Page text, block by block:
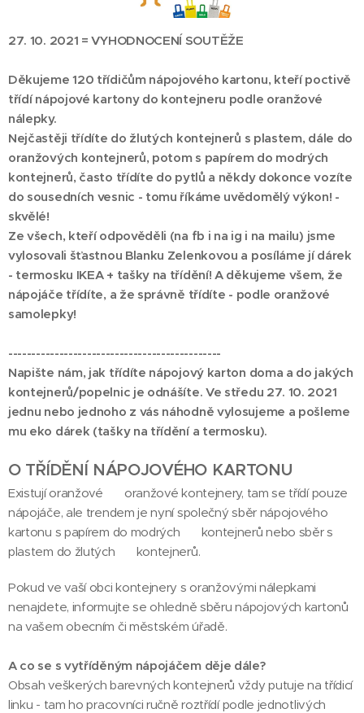
27. 10. 2021 = VYHODNOCENÍ SOUTĚŽE
Děkujeme 120 třídičům nápojového kartonu, kteří poctivě
třídí nápojové kartony do kontejneru podle oranžové
nálepky.
Nejčastěji třídíte do žlutých kontejnerů s plastem, dále do
oranžových kontejnerů, potom s papírem do modrých
kontejnerů, často třídíte do pytlů a někdy dokonce vozíte
do sousedních vesnic - tomu říkáme uvědomělý výkon! -
skvělé!
Ze všech, kteří odpověděli (na fb i na ig i na mailu) jsme
vylosovali šťastnou Blanku Zelenkovou a posíláme jí dárek
- termosku IKEA + tašky na třídění! A děkujeme všem, že
nápojáče třídíte, a že správně třídíte - podle oranžové
samolepky!
----------------------------------------------
Napište nám, jak třídíte nápojový karton doma a do jakých
kontejnerů/popelnic je odnášíte. Ve středu 27. 10. 2021
jednu nebo jednoho z vás náhodně vylosujeme a pošleme
mu eko dárek (tašky na třídění a termosku).
O TŘÍDĚNÍ NÁPOJOVÉHO KARTONU
Existují oranžové 🟧 oranžové kontejnery, tam se třídí pouze
nápojáče, ale trendem je nyní společný sběr nápojového
kartonu s papírem do modrých 🟦 kontejnerů nebo sběr s
plastem do žlutých 🟨 kontejnerů.
Pokud ve vaší obci kontejnery s oranžovými nálepkami
nenajdete, informujte se ohledně sběru nápojových kartonů
na vašem obecním či městském úřadě.
A co se s vytříděným nápojáčem děje dále?
Obsah veškerých barevných kontejnerů vždy putuje na třídicí
linku - tam ho pracovníci ručně roztřídí podle jednotlivých